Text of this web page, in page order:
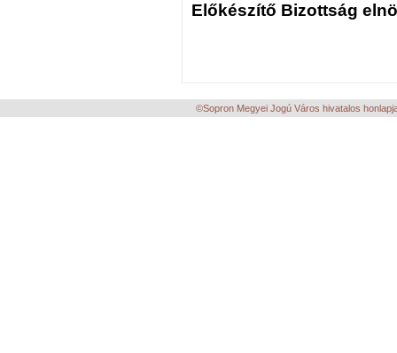
Előkészítő Bizottság
©Sopron Megyei Jogú Város hivatalos